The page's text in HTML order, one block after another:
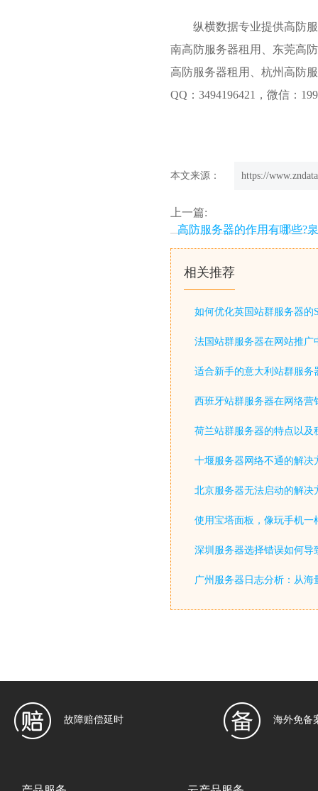
纵横数据专业提供高防
南高防服务器租用、东莞高
高防服务器租用
、杭州高防
QQ：3494196421，微信：
本文来源： https://
上一篇:
高防服务器的作用有哪些?
相关推荐
如何优化英国站群服务器的
法国站群服务器在网站推广
适合新手的意大利站群服务
西班牙站群服务器在网络营
荷兰站群服务器的特点以及
十堰服务器网络不通的解决
北京服务器无法启动的解决
使用宝塔面板，像玩手机一
深圳服务器选择错误如何导
广州服务器日志分析：从海
故障赔偿延时 海外免备